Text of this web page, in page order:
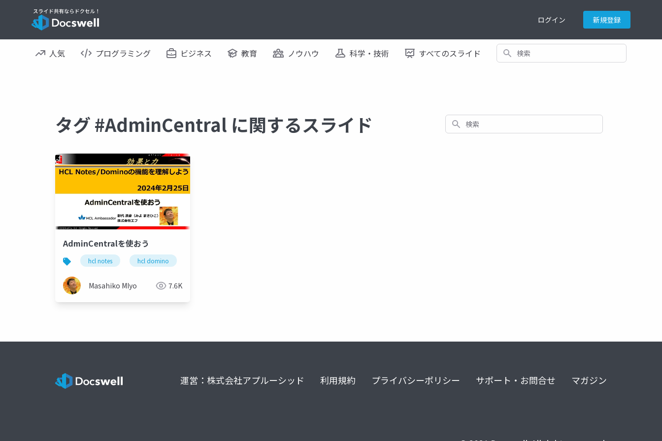
ログイン 新規登録
人気 プログラミング ビジネス 教育 ノウハウ 科学・技術 すべてのスライド 検索
タグ #AdminCentral に関するスライド 検索
AdminCentralを使おう
hcl notes hcl domino
Masahiko MIyo 7.6K
運営：株式会社アプルーシッド 利用規約 プライバシーポリシー サポート・お問合せ マガジン